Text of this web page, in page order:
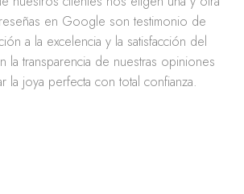
en Google son testimonio de
a la excelencia y la satisfacción del
la transparencia de nuestras opiniones
la joya perfecta con total confianza.